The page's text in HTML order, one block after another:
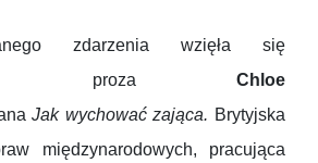
zdarzenia wzięła się
proza Chloe
Jak wychować zająca. Brytyjska
międzynarodowych, pracująca